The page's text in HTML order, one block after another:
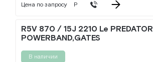
Цена по запросу Р
R5V 870 / 15J 2210 Le PREDATOR
POWERBAND,GATES
В наличии